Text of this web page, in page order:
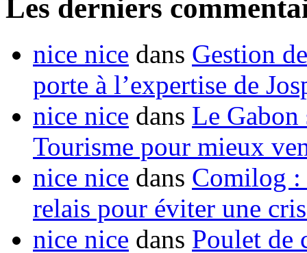
Les derniers
nice nice dans Gestion
porte à l’expertise de
nice nice dans Le Gabon
Tourisme pour mieux
nice nice dans Comilog :
relais pour éviter une
nice nice dans Poulet de